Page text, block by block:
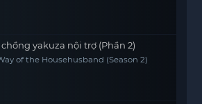
yakuza nội trợ (Phần 2)
of the Househusband (Season 2)